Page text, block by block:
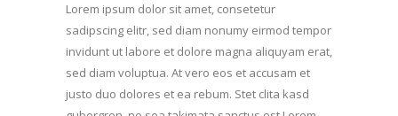
Lorem ipsum dolor sit amet, consetetur
sadipscing elitr, sed diam nonumy eirmod tempor
invidunt ut labore et dolore magna aliquyam erat,
sed diam voluptua. At vero eos et accusam et
justo duo dolores et ea rebum. Stet clita kasd